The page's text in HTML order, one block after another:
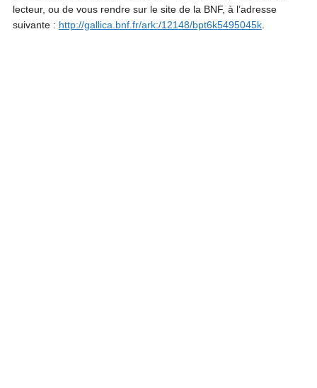
lecteur, ou de vous rendre sur le site de la BNF, à l’adresse
suivante : http://gallica.bnf.fr/ark:/12148/bpt6k5495045k.